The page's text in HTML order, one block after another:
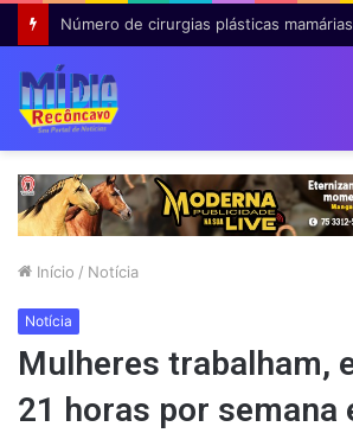
Início / Notícia
Notícia
Mulheres trabalham,
21 horas por semana